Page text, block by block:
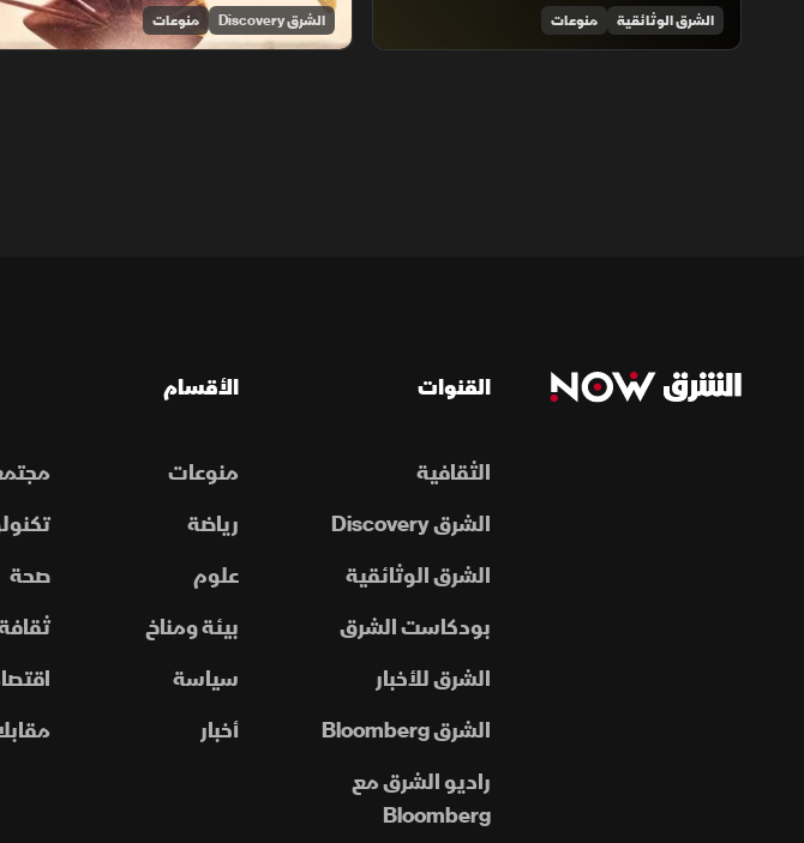
الشرق الوثائقية منوعات الشرق Discovery منوعات
القنوات
الثقافية
الشرق Discovery
الشرق الوثائقية
بودكاست الشرق
الشرق للأخبار
الشرق Bloomberg
راديو الشرق مع
Bloomberg
الأقسام
منوعات
رياضة
علوم
صحة
بيئة ومناخ
سياسة
أخبار